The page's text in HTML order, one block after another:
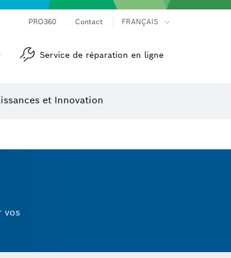
PRO360 Contact FRANÇAIS
Service de réparation en ligne
et Innovation
vos